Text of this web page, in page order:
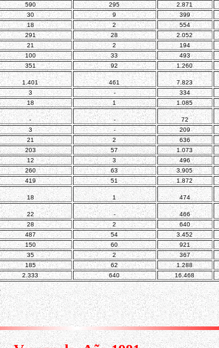
590 295 2.871
30 9 399
18 2 554
291 28 2.052
21 2 194
100 33 493
351 92 1.260
1.401 461 7.823
3 - 334
18 1 1.085
- - 72
3 - 209
21 2 636
203 57 1.073
12 3 496
260 63 3.905
419 51 1.872
18 1 474
22 - 466
28 2 640
487 54 3.452
150 60 921
35 2 367
185 62 1.288
2.333 640 16.468